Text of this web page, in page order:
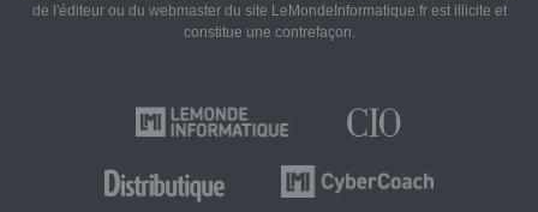
de l'éditeur ou du webmaster du site LeMondeInformatique.fr est illicite et
constitue une contrefaçon.